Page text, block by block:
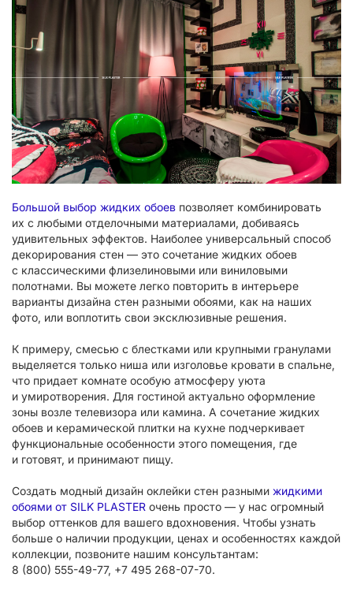
Большой выбор жидких обоев позволяет комбинировать
их с любыми отделочными материалами, добиваясь
удивительных эффектов. Наиболее универсальный способ
декорирования стен — это сочетание жидких обоев
с классическими флизелиновыми или виниловыми
полотнами. Вы можете легко повторить в интерьере
варианты дизайна стен разными обоями, как на наших
фото, или воплотить свои эксклюзивные решения.
К примеру, смесью с блестками или крупными гранулами
выделяется только ниша или изголовье кровати в спальне,
что придает комнате особую атмосферу уюта
и умиротворения. Для гостиной актуально оформление
зоны возле телевизора или камина. А сочетание жидких
обоев и керамической плитки на кухне подчеркивает
функциональные особенности этого помещения, где
и готовят, и принимают пищу.
Создать модный дизайн оклейки стен разными жидкими
обоями от SILK PLASTER очень просто — у нас огромный
выбор оттенков для вашего вдохновения. Чтобы узнать
больше о наличии продукции, ценах и особенностях каждой
коллекции, позвоните нашим консультантам:
8 (800) 555-49-77, +7 495 268-07-70.